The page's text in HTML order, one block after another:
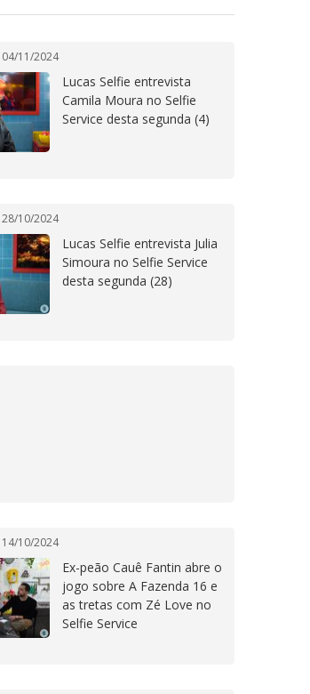
04/11/2024
Lucas Selfie entrevista
Camila Moura no Selfie
Service desta segunda (4)
28/10/2024
Lucas Selfie entrevista Julia
Simoura no Selfie Service
desta segunda (28)
14/10/2024
Ex-peão Cauê Fantin abre o
jogo sobre A Fazenda 16 e
as tretas com Zé Love no
Selfie Service